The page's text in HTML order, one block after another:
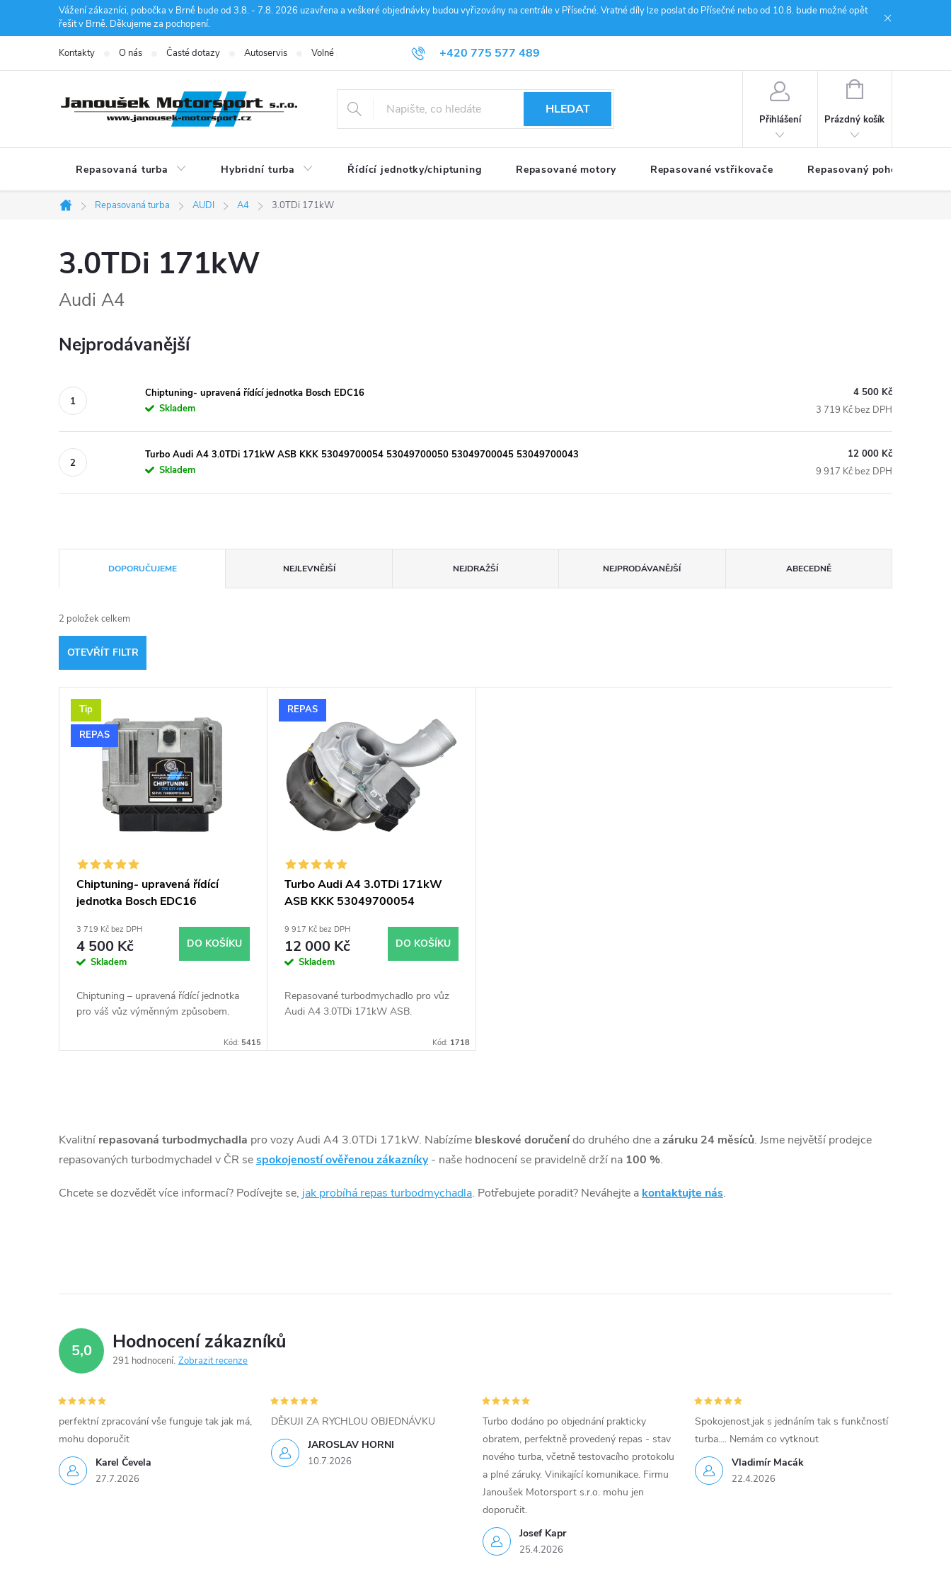
Vážení zákazníci, pobočka v Brně bude od 3.8. - 7.8. 2026 uzavřena a veškeré objednávky budou vyřizovány na centrále v Přísečné. Vratné díly lze poslat do Přísečné nebo od 10.8. bude možné opět
řešit v Brně. Děkujeme za pochopení.
+420 775 577 489
info@janousek-motorsport.cz
Kontakty O nás Časté dotazy Autoservis Volné pozice Obchodní podmínky Reklamace
HLEDAT
Přihlášení
NÁKUPNÍ
Prázdný košík
Repasovaná turba Hybridní turba Řídící jednotky/chiptuning Repasované motory Repasované vstřikovače Repasovaný pohon TDM
Domů
Repasovaná turba AUDI A4 3.0TDi 171kW
3.0TDi 171kW
Audi A4
Nejprodávanější
Chiptuning- upravená řídící jednotka Bosch EDC16
Skladem
4 500 Kč
3 719 Kč bez DPH
Turbo Audi A4 3.0TDi 171kW ASB KKK 53049700054 53049700050 53049700045 53049700043
Skladem
12 000 Kč
9 917 Kč bez DPH
a
z
e
n
DOPORUČUJEME NEJLEVNĚJŠÍ NEJDRAŽŠÍ NEJPRODÁVANĚJŠÍ ABECEDNĚ
2 položek celkem
OTEVŘÍT FILTR
V
ý
k
ů
Tip
REPAS
Chiptuning- upravená řídící
jednotka Bosch EDC16
3 719 Kč bez DPH
4 500 Kč
Skladem
DO KOŠÍKU
Chiptuning – upravená řídící jednotka
pro váš vůz výměnným způsobem.
Kód: 5415
REPAS
Turbo Audi A4 3.0TDi 171kW
ASB KKK 53049700054
53049700043
9 917 Kč bez DPH
12 000 Kč
Skladem
DO KOŠÍKU
Repasované turbodmychadlo pro vůz
Audi A4 3.0TDi 171kW ASB.
Kód: 1718
v
l
á
í
p
r
k
y
v
Kvalitní repasovaná turbodmychadla pro vozy Audi A4 3.0TDi 171kW. Nabízíme bleskové doručenído druhého dne azáruku 24 měsíců. Jsme největší prodejce
repasovaných turbodmychadel v ČR sespokojeností ověřenou zákazníky- naše hodnocení se pravidelně drží na 100 %.
Chcete se dozvědět více informací? Podívejte se, jak probíhá repas turbodmychadla. Potřebujete poradit? Neváhejte a kontaktujte nás.
5,0 Hodnocení zákazníků
291 hodnocení Zobrazit recenze
Karel Čevela
27.7.2026
perfektní zpracování vše funguje tak jak má,
mohu doporučit
JAROSLAV HORNI
10.7.2026
DĚKUJI ZA RYCHLOU OBJEDNÁVKU
Josef Kapr
25.4.2026
Turbo dodáno po objednání prakticky
obratem, perfektně provedený repas - stav
nového turba, včetně testovacího protokolu
a plné záruky. Vinikající komunikace. Firmu
Janoušek Motorsport s.r.o. mohu jen
doporučit.
Vladimír Macák
22.4.2026
Spokojenost,jak s jednáním tak s funkčností
turba.... Nemám co vytknout